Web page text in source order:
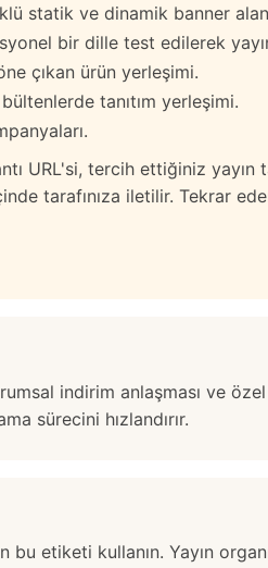
statik ve dinamik banner
bir dille test edilerek
çıkan ürün yerleşimi.
tanıtım yerleşimi.
URL'si, tercih ettiğiniz yayın
tarafınıza iletilir. Tekrar
indirim anlaşması ve
sürecini hızlandırır.
etiketi kullanın. Yayın